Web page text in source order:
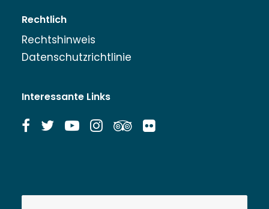
Rechtlich
Rechtshinweis
Datenschutzrichtlinie
Interessante Links